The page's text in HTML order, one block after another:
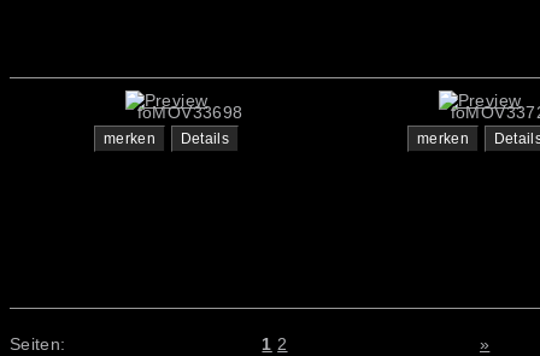
foMOV33698
merken Details merken
Seiten: 1 2 »